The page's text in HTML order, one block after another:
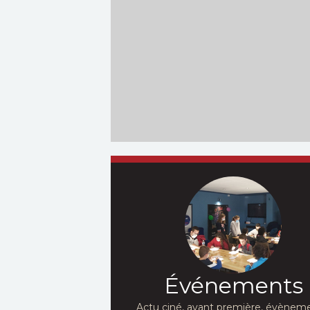
Événements
Actu ciné, avant première,